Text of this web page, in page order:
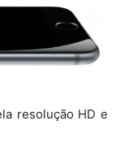
resolução HD e